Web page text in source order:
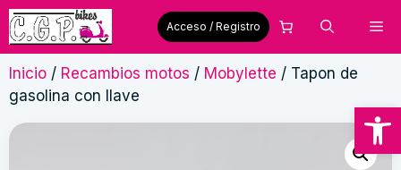
Abrir
Saltar
al
contenido
Acceso / Registro
Inicio / Recambios motos / Mobylette / Tapon de
gasolina con llave